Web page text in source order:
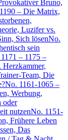
Bruno,
– Die Matrix,
Luzifer vs.
Sich lösenNo.
sein
– 1175 –
Team, Die
No. 1161-1065 –
Werbung,
oder
nutzenNo. 1151-
Frühere Leben
Das